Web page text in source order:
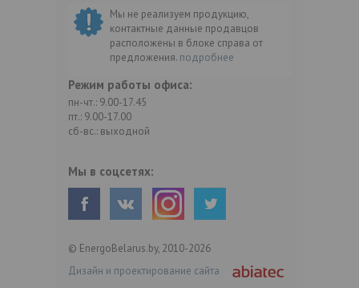
Мы не реализуем продукцию,
контактные данные продавцов
расположены в блоке справа от
предложения. подробнее
Режим работы офиса:
пн-чт.: 9.00-17.45
пт.: 9.00-17.00
сб-вс.: выходной
Мы в соцсетях:
© EnergoBelarus.by, 2010-2026
Дизайн и проектирование сайта